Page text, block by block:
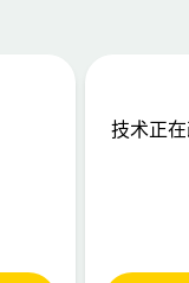
技术正